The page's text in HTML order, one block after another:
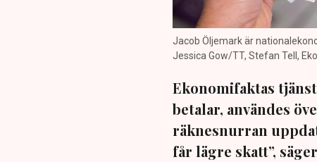
Jacob Öljemark är
Jessica Gow/TT, Stefan Tell,
Ekonomifaktas
betalar, användes
räknesnurran
får lägre skatt”,